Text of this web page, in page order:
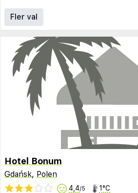
Fler val
Hotel Bonum
Gdańsk, Polen
4,4/5 1°C